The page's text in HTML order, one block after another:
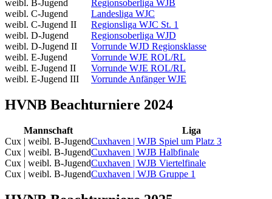
weibl. B-Jugend
Regionsoberliga WJB
weibl. C-Jugend
Landesliga WJC
weibl. C-Jugend II
Regionsliga WJC St. 1
weibl. D-Jugend
Regionsoberliga WJD
weibl. D-Jugend II
Vorrunde WJD Regionsklasse
weibl. E-Jugend
Vorrunde WJE ROL/RL
weibl. E-Jugend II
Vorrunde WJE ROL/RL
weibl. E-Jugend III
Vorrunde Anfänger WJE
HVNB Beachturniere 2024
Mannschaft
Liga
Cux | weibl. B-JugendCuxhaven | WJB Spiel um Platz 3
Cux | weibl. B-JugendCuxhaven | WJB Halbfinale
Cux | weibl. B-JugendCuxhaven | WJB Viertelfinale
Cux | weibl. B-JugendCuxhaven | WJB Gruppe 1